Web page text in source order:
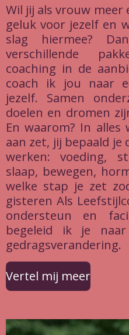
Wil jij als vrouw meer
geluk voor jezelf en
slag hiermee?
verschillende
coaching in de
coach ik jou naar
jezelf. Samen
doelen en dromen
En waarom? In
aan zet, jij bepaald je
werken: voeding,
slaap, bewegen,
welke stap je zet
gisteren Als
ondersteun en
begeleid ik je naar
gedragsverandering.
Vertel mij meer